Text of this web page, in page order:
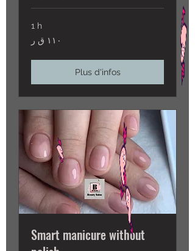
1 h
ق
١١٠ ق ر
Plus d'infos
Smart manicure without